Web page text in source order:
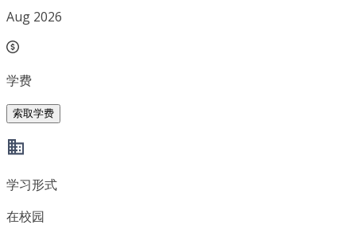
Aug 2026
学费
索取学费
学习形式
在校园